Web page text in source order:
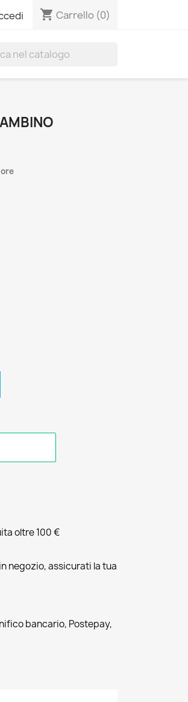
shopping_cart Carrello (0)
oltre 100 €
negozio, assicurati la tua
bancario, Postepay,